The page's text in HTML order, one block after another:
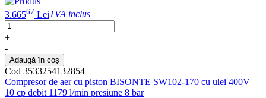
3.66567 LeiTVA inclus
+
-
Adaugă în coș
Cod 3533254132854
Compresor de aer cu piston BISONTE SW102-170 cu ulei 400V
10 cp debit 1179 l/min presiune 8 bar